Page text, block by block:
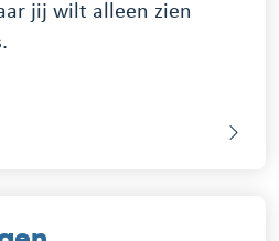
jij wilt alleen zien